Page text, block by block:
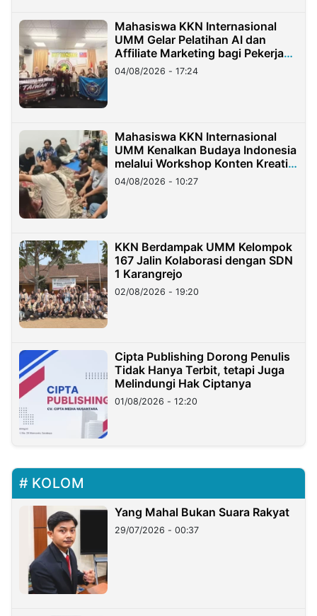
Mahasiswa KKN Internasional
UMM Gelar Pelatihan AI dan
Affiliate Marketing bagi Pekerja
Migran Indonesia di Taiwan
04/08/2026 - 17:24
Mahasiswa KKN Internasional
UMM Kenalkan Budaya Indonesia
melalui Workshop Konten Kreatif
di Taiwan
04/08/2026 - 10:27
KKN Berdampak UMM Kelompok
167 Jalin Kolaborasi dengan SDN
1 Karangrejo
02/08/2026 - 19:20
Cipta Publishing Dorong Penulis
Tidak Hanya Terbit, tetapi Juga
Melindungi Hak Ciptanya
01/08/2026 - 12:20
KOLOM
Yang Mahal Bukan Suara Rakyat
29/07/2026 - 00:37